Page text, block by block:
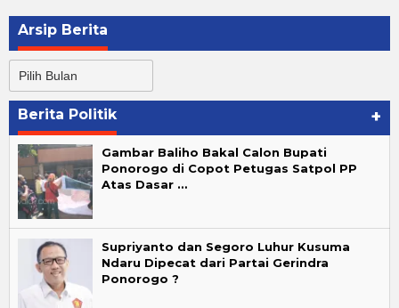
Arsip Berita
Berita
Berita Politik +
Gambar Baliho Bakal Calon Bupati
Ponorogo di Copot Petugas Satpol PP
Atas Dasar …
Supriyanto dan Segoro Luhur Kusuma
Ndaru Dipecat dari Partai Gerindra
Ponorogo ?